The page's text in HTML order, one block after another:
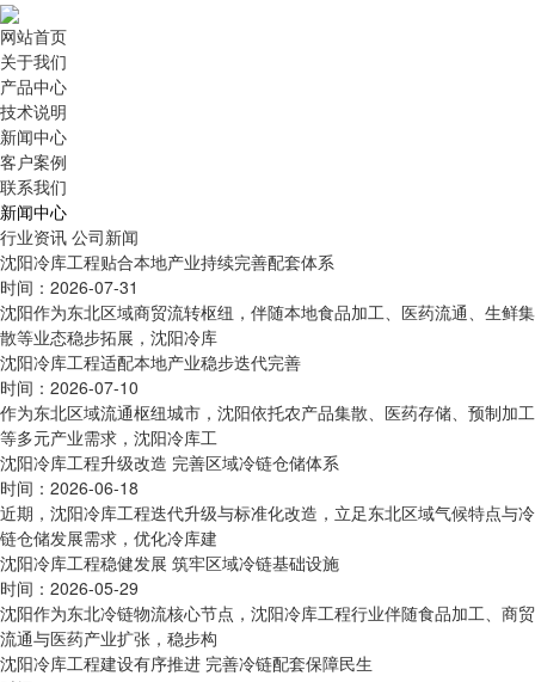
网站首页
关于我们
产品中心
技术说明
新闻中心
客户案例
联系我们
新闻中心
行业资讯 公司新闻
沈阳冷库工程贴合本地产业持续完善配套体系
时间：2026-07-31
沈阳作为东北区域商贸流转枢纽，伴随本地食品加工、医药流通、生鲜集
散等业态稳步拓展，沈阳冷库
沈阳冷库工程适配本地产业稳步迭代完善
时间：2026-07-10
作为东北区域流通枢纽城市，沈阳依托农产品集散、医药存储、预制加工
等多元产业需求，沈阳冷库工
沈阳冷库工程升级改造 完善区域冷链仓储体系
时间：2026-06-18
近期，沈阳冷库工程迭代升级与标准化改造，立足东北区域气候特点与冷
链仓储发展需求，优化冷库建
沈阳冷库工程稳健发展 筑牢区域冷链基础设施
时间：2026-05-29
沈阳作为东北冷链物流核心节点，沈阳冷库工程行业伴随食品加工、商贸
流通与医药产业扩张，稳步构
沈阳冷库工程建设有序推进 完善冷链配套保障民生